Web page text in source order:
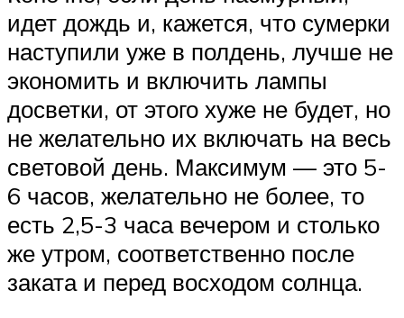
идет дождь и, кажется, что сумерки
наступили уже в полдень, лучше не
экономить и включить лампы
досветки, от этого хуже не будет, но
не желательно их включать на весь
световой день. Максимум — это 5-
6 часов, желательно не более, то
есть 2,5-3 часа вечером и столько
же утром, соответственно после
заката и перед восходом солнца.